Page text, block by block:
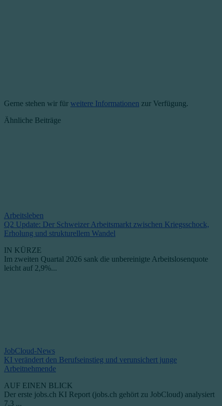
Gerne stehen wir für weitere Informationen zur Verfügung.
Ähnliche Beiträge
Arbeitsleben
Q2 Update: Der Schweizer Arbeitsmarkt zwischen Kriegsschock,
Erholung und strukturellem Wandel
IN KÜRZE
Im zweiten Quartal 2026 sank die unbereinigte Arbeitslosenquote
leicht auf 2,9%...
JobCloud-News
KI verändert den Berufseinstieg und verunsichert junge
Arbeitnehmende
AUF EINEN BLICK
Der erste jobs.ch KI Report (jobs.ch gehört zu JobCloud) analysiert
7,3 ...